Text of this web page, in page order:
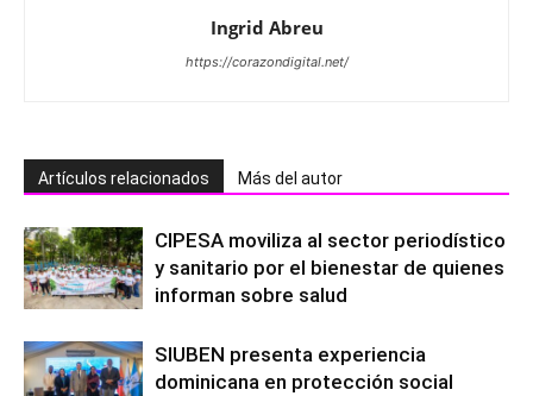
Ingrid Abreu
https://corazondigital.net/
Artículos relacionados Más del autor
CIPESA moviliza al sector periodístico
y sanitario por el bienestar de quienes
informan sobre salud
SIUBEN presenta experiencia
dominicana en protección social